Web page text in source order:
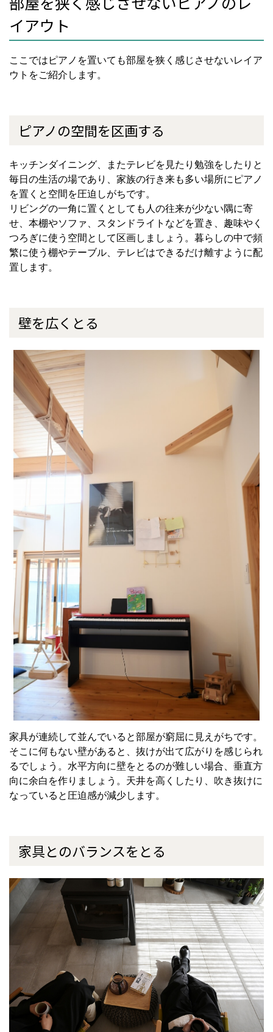
イアウト
ここではピアノを置いても部屋を狭く感じさせないレイア
ウトをご紹介します。
ピアノの空間を区画する
キッチンダイニング、またテレビを見たり勉強をしたりと
毎日の生活の場であり、家族の行き来も多い場所にピアノ
を置くと空間を圧迫しがちです。
リビングの一角に置くとしても人の往来が少ない隅に寄
せ、本棚やソファ、スタンドライトなどを置き、趣味やく
つろぎに使う空間として区画しましょう。暮らしの中で頻
繁に使う棚やテーブル、テレビはできるだけ離すように配
置します。
壁を広くとる
家具が連続して並んでいると部屋が窮屈に見えがちです。
そこに何もない壁があると、抜けが出て広がりを感じられ
るでしょう。水平方向に壁をとるのが難しい場合、垂直方
向に余白を作りましょう。天井を高くしたり、吹き抜けに
なっていると圧迫感が減少します。
家具とのバランスをとる